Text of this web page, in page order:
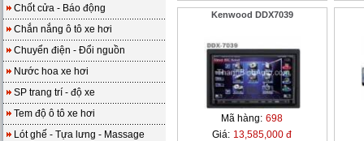
Chốt cửa - Báo động
Chắn nắng ô tô xe hơi
Chuyển điện - Đổi nguồn
Nước hoa xe hơi
SP trang trí - độ xe
Tem độ ô tô xe hơi
Lót ghế - Tựa lưng - Massage
Kenwood DDX7039
Mã hàng: 698
Giá: 13,585,000 đ